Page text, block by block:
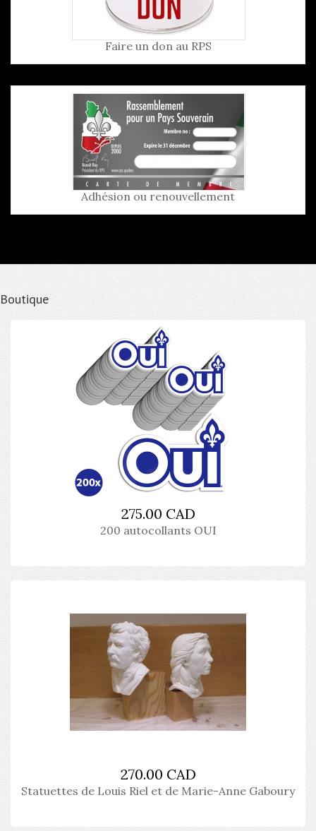
Faire un don au RPS
Adhésion ou renouvellement
Boutique
275.00 CAD
200 autocollants OUI
270.00 CAD
Statuettes de Louis Riel et de Marie-Anne Gaboury